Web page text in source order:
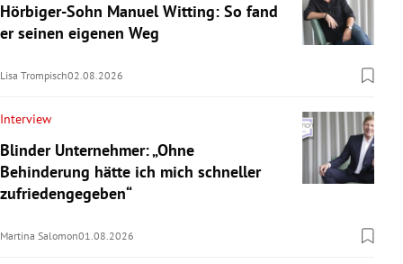
Hörbiger-Sohn Manuel Witting: So fand
er seinen eigenen Weg
Lisa Trompisch02.08.2026
Interview
Blinder Unternehmer: „Ohne
Behinderung hätte ich mich schneller
zufriedengegeben“
Martina Salomon01.08.2026